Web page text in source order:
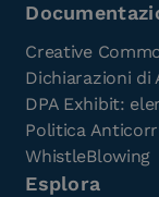
Creative
Dichiarazioni di
DPA Exhibit:
Politica
WhistleBlowing
Esplora